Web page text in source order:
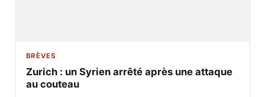
BRÈVES
Zurich : un Syrien arrêté après une attaque
au couteau